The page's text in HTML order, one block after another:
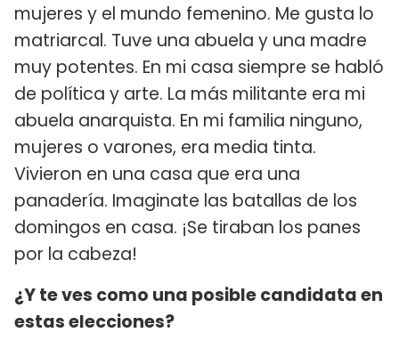
mujeres y el mundo femenino. Me gusta lo
matriarcal. Tuve una abuela y una madre
muy potentes. En mi casa siempre se habló
de política y arte. La más militante era mi
abuela anarquista. En mi familia ninguno,
mujeres o varones, era media tinta.
Vivieron en una casa que era una
panadería. Imaginate las batallas de los
domingos en casa. ¡Se tiraban los panes
por la cabeza!
¿Y te ves como una posible candidata en
estas elecciones?